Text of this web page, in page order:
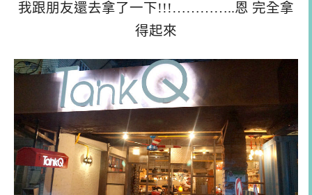
我跟朋友還去拿了一下!!!…………..恩 完全拿
得起來